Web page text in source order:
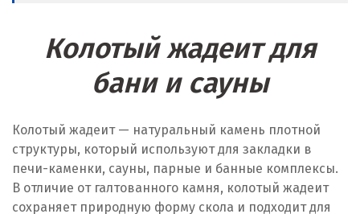
Колотый жадеит для
бани и сауны
Колотый жадеит — натуральный камень плотной
структуры, который используют для закладки в
печи-каменки, сауны, парные и банные комплексы.
В отличие от галтованного камня, колотый жадеит
сохраняет природную форму скола и подходит для